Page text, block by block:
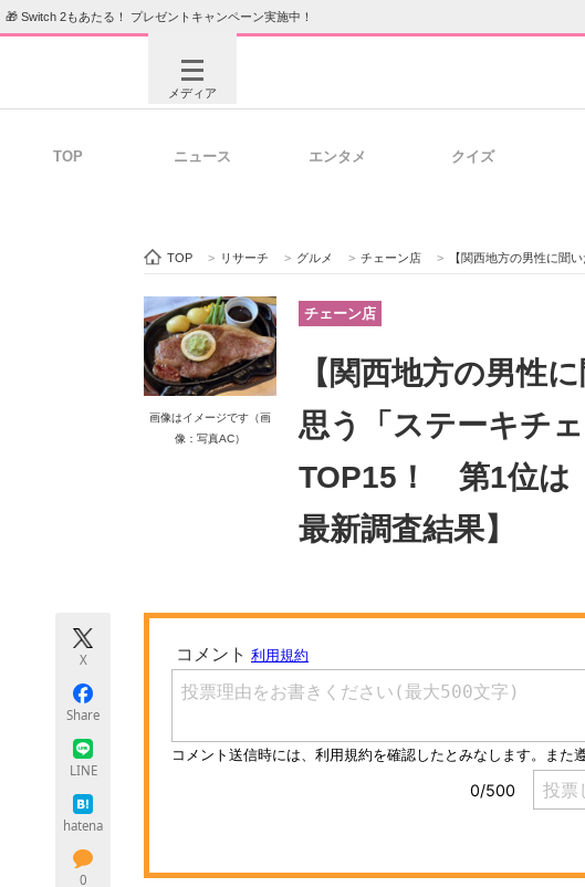
🎁 Switch 2もあたる！ プレゼントキャンペーン実施中！
メディア
ビジネスと働き方のヒント
モノづくり技術者専門サイト エレクトロニクス専門サイト
ちょっと気になるネットの話題
TOP ニュース エンタメ クイズ
TOP > リサーチ > グルメ > チェーン店 > 【関西地方の男性に聞いた】コスパ
画像はイメージです（画
像：写真AC）
チェーン店
【関西地方の男性
思う「ステーキチ
TOP15！ 第1位は
最新調査結果】
X
Share
LINE
hatena
0